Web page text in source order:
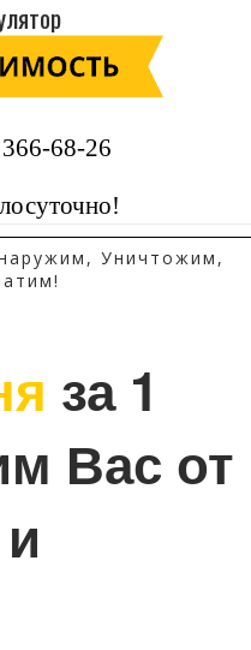
68-26
Уничтожим,
за 1
Вас от